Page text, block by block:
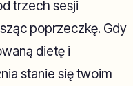
trzech sesji
poprzeczkę. Gdy
dietę i
stanie się twoim